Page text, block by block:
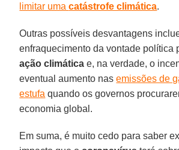
limitar umacatástrofe climática.
Outras possíveis desvantagens
enfraquecimento da vontade política
ação climática e, na verdade, o
eventual aumento nasemissões de
estufa quando os governos
economia global.
Em suma, é muito cedo para saber